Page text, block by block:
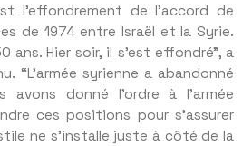
l’effondrement de l’accord de
de 1974 entre Israël et la Syrie.
ans. Hier soir, il s’est effondré”, a
“L’armée syrienne a abandonné
avons donné l’ordre à l’armée
ces positions pour s’assurer
ne s’installe juste à côté de la